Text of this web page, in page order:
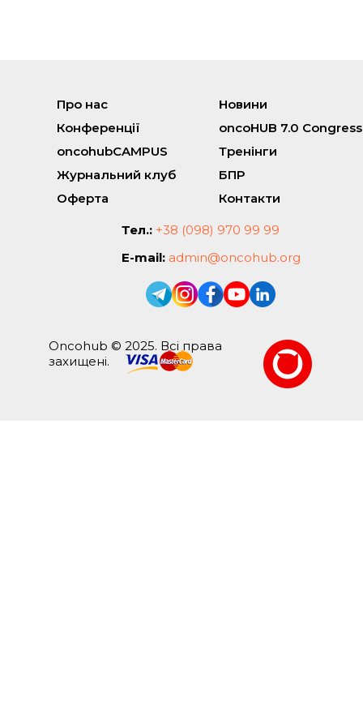
Про нас
Новини
Конференції
oncoHUB 7.0 Congress
oncohubCAMPUS
Тренінги
Журнальний клуб
БПР
Оферта
Контакти
Тел.: +38 (098) 970 99 99
E-mail: admin@oncohub.org
Oncohub © 2025. Всі права
захищені.